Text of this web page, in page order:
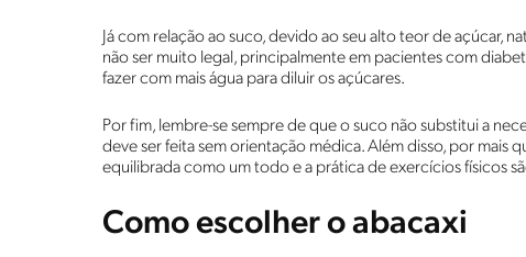
Já com relação ao suco, devido ao seu alto teor de açúcar,
não ser muito legal, principalmente em pacientes com
fazer com mais água para diluir os açúcares.
Por fim, lembre-se sempre de que o suco não substitui a
deve ser feita sem orientação médica. Além disso, por mais
equilibrada como um todo e a prática de exercícios físicos
Como escolher o abacaxi